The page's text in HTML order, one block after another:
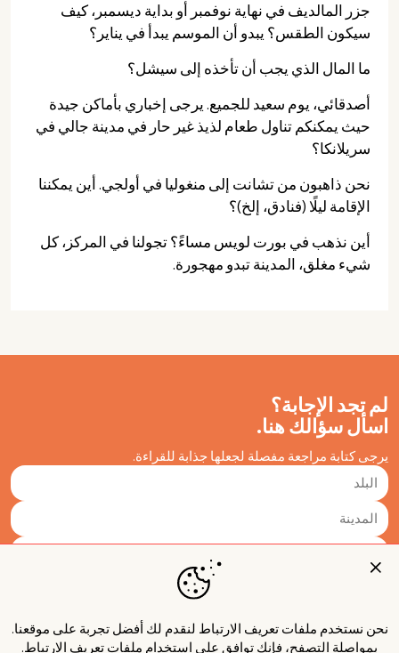
جزر المالديف في نهاية نوفمبر أو بداية ديسمبر، كيف
سيكون الطقس؟ يبدو أن الموسم يبدأ في يناير؟
ما المال الذي يجب أن تأخذه إلى سيشل؟
أصدقائي، يوم سعيد للجميع. يرجى إخباري بأماكن جيدة
حيث يمكنكم تناول طعام لذيذ غير حار في مدينة جالي في
سريلانكا؟
نحن ذاهبون من تشانت إلى منغوليا في أولجي. أين يمكننا
الإقامة ليلًا (فنادق، إلخ)؟
أين نذهب في بورت لويس مساءً؟ تجولنا في المركز، كل
شيء مغلق، المدينة تبدو مهجورة.
لم تجد الإجابة؟
اسأل سؤالك هنا.
يرجى كتابة مراجعة مفصلة لجعلها جذابة للقراءة.
نحن نستخدم ملفات تعريف الارتباط لنقدم لك أفضل تجربة على موقعنا.
بمواصلة التصفح، فإنك توافق على استخدام ملفات تعريف الارتباط.